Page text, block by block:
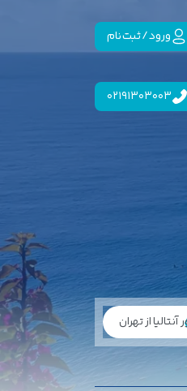
ورود / ثبت نام
02191303003
آنتالیا از تهران